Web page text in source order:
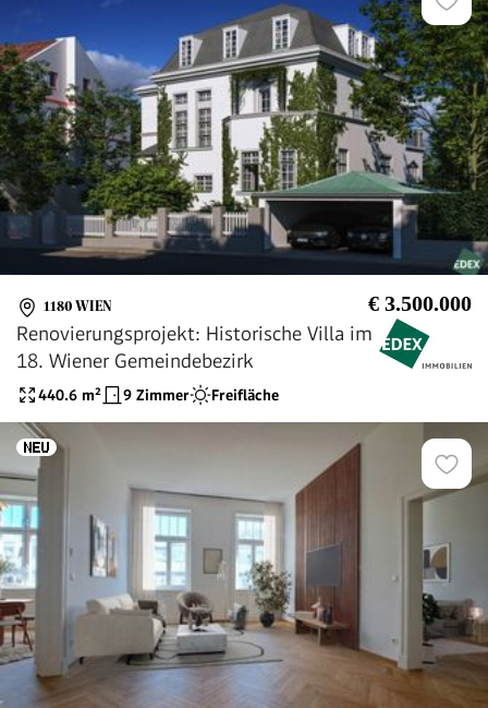
1180 WIEN € 3.500.000
Renovierungsprojekt: Historische Villa im
18. Wiener Gemeindebezirk
440.6 m² 9 Zimmer Freifläche